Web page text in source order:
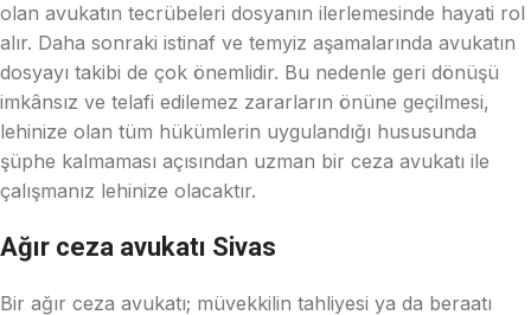
olan avukatın tecrübeleri dosyanın ilerlemesinde hayati rol
alır. Daha sonraki istinaf ve temyiz aşamalarında avukatın
dosyayı takibi de çok önemlidir. Bu nedenle geri dönüşü
imkânsız ve telafi edilemez zararların önüne geçilmesi,
lehinize olan tüm hükümlerin uygulandığı hususunda
şüphe kalmaması açısından uzman bir ceza avukatı ile
çalışmanız lehinize olacaktır.
Ağır ceza avukatı Sivas
Bir ağır ceza avukatı; müvekkilin tahliyesi ya da beraatı